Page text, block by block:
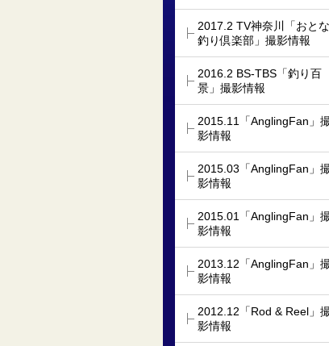
2017.2 TV神奈川「おとな
釣り倶楽部」撮影情報
2016.2 BS-TBS「釣り百
景」撮影情報
2015.11「AnglingFan」
影情報
2015.03「AnglingFan」
影情報
2015.01「AnglingFan」
影情報
2013.12「AnglingFan」
影情報
2012.12「Rod & Reel」
影情報